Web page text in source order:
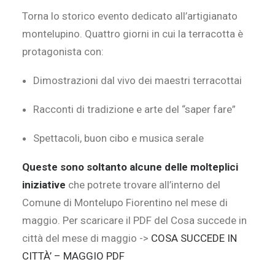
Torna lo storico evento dedicato all’artigianato
montelupino. Quattro giorni in cui la terracotta è
protagonista con:
Dimostrazioni dal vivo dei maestri terracottai
Racconti di tradizione e arte del “saper fare”
Spettacoli, buon cibo e musica serale
Queste sono soltanto alcune delle molteplici
iniziative che potrete trovare all’interno del
Comune di Montelupo Fiorentino nel mese di
maggio. Per scaricare il PDF del Cosa succede in
città del mese di maggio -> COSA SUCCEDE IN
CITTÀ’ – MAGGIO PDF